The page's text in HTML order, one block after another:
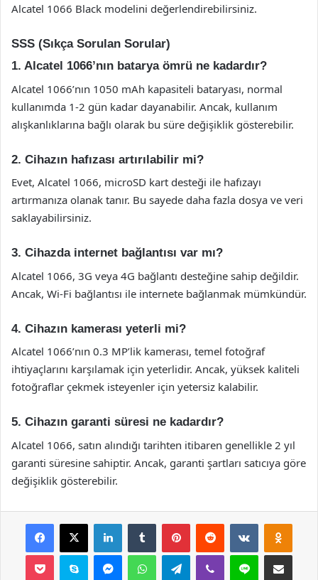
Alcatel 1066 Black modelini değerlendirebilirsiniz.
SSS (Sıkça Sorulan Sorular)
1. Alcatel 1066’nın batarya ömrü ne kadardır?
Alcatel 1066’nın 1050 mAh kapasiteli bataryası, normal
kullanımda 1-2 gün kadar dayanabilir. Ancak, kullanım
alışkanlıklarına bağlı olarak bu süre değişiklik gösterebilir.
2. Cihazın hafızası artırılabilir mi?
Evet, Alcatel 1066, microSD kart desteği ile hafızayı
artırmanıza olanak tanır. Bu sayede daha fazla dosya ve veri
saklayabilirsiniz.
3. Cihazda internet bağlantısı var mı?
Alcatel 1066, 3G veya 4G bağlantı desteğine sahip değildir.
Ancak, Wi-Fi bağlantısı ile internete bağlanmak mümkündür.
4. Cihazın kamerası yeterli mi?
Alcatel 1066’nın 0.3 MP’lik kamerası, temel fotoğraf
ihtiyaçlarını karşılamak için yeterlidir. Ancak, yüksek kaliteli
fotoğraflar çekmek isteyenler için yetersiz kalabilir.
5. Cihazın garanti süresi ne kadardır?
Alcatel 1066, satın alındığı tarihten itibaren genellikle 2 yıl
garanti süresine sahiptir. Ancak, garanti şartları satıcıya göre
değişiklik gösterebilir.
Facebook
X LinkedInTumblr PinterestReddit VKontakte
Pocket Skype MessengerWhatsAppTelegramViber Line E-Posta ile